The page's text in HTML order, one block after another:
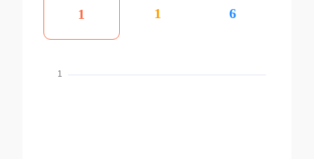
1 1 6